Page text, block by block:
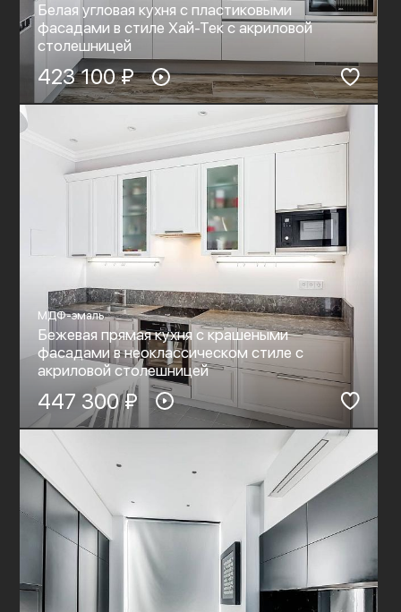
Белая угловая кухня с пластиковыми
фасадами в стиле Хай-Тек c акриловой
столешницей
423 100 ₽
МДФ-эмаль
Бежевая прямая кухня с крашеными
фасадами в неоклассическом стиле c
акриловой столешницей
447 300 ₽